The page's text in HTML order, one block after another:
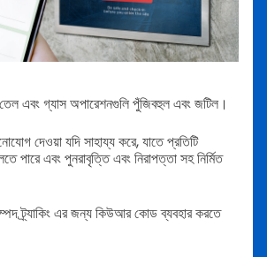
এবং গ্যাস অপারেশনগুলি পুঁজিবহুল এবং জটিল।
দেওয়া যদি সাহায্য করে, যাতে প্রতিটি
পারে এবং পুনরাবৃত্তি এবং নিরাপত্তা সহ নির্মিত
ট্র্যাকিং এর জন্য কিউআর কোড ব্যবহার করতে